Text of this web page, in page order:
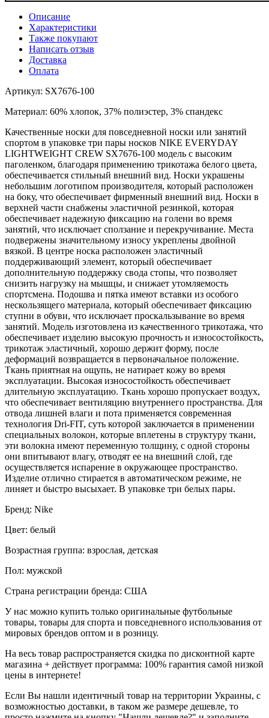
Описание
Характеристики
Также покупают
Написать отзыв
Доставка
Оплата
Артикул: SX7676-100
Материал: 60% хлопок, 37% полиэстер, 3% спандекс
Качественные носки для повседневной носки или занятий
спортом в упаковке три пары носков NIKE EVERYDAY
LIGHTWEIGHT CREW SX7676-100 модель с высоким
паголенком, благодаря применению трикотажа белого цвета,
обеспечивается стильный внешний вид. Носки украшены
небольшим логотипом производителя, который расположен
на боку, что обеспечивает фирменный внешний вид. Носки в
верхней части снабжены эластичной резинкой, которая
обеспечивает надежную фиксацию на голени во время
занятий, что исключает сползание и перекручивание. Места
подвержены значительному износу укреплены двойной
вязкой. В центре носка расположен эластичный
поддерживающий элемент, который обеспечивает
дополнительную поддержку свода стопы, что позволяет
снизить нагрузку на мышцы, и снижает утомляемость
спортсмена. Подошва и пятка имеют вставки из особого
нескользящего материала, который обеспечивает фиксацию
ступни в обуви, что исключает проскальзывание во время
занятий. Модель изготовлена из качественного трикотажа, что
обеспечивает изделию высокую прочность и износостойкость,
трикотаж эластичный, хорошо держит форму, после
деформаций возвращается в первоначальное положение.
Ткань приятная на ощупь, не натирает кожу во время
эксплуатации. Высокая износостойкость обеспечивает
длительную эксплуатацию. Ткань хорошо пропускает воздух,
что обеспечивает вентиляцию внутреннего пространства. Для
отвода лишней влаги и пота применяется современная
технология Dri-FIT, суть которой заключается в применении
специальных волокон, которые вплетены в структуру ткани,
эти волокна имеют переменную толщину, с одной стороны
они впитывают влагу, отводят ее на внешний слой, где
осуществляется испарение в окружающее пространство.
Изделие отлично стирается в автоматическом режиме, не
линяет и быстро высыхает. В упаковке три белых пары.
Бренд: Nike
Цвет: белый
Возрастная группа: взрослая, детская
Пол: мужской
Страна регистрации бренда: США
У нас можно купить только оригинальные футбольные
товары, товары для спорта и повседневного использования от
мировых брендов оптом и в розницу.
На весь товар распространяется скидка по дисконтной карте
магазина + действует программа: 100% гарантия самой низкой
цены в интернете!
Если Вы нашли идентичный товар на территории Украины, с
возможностью доставки, в таком же размере дешевле, то